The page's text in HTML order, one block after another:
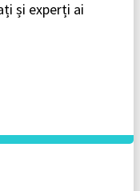
și experți ai